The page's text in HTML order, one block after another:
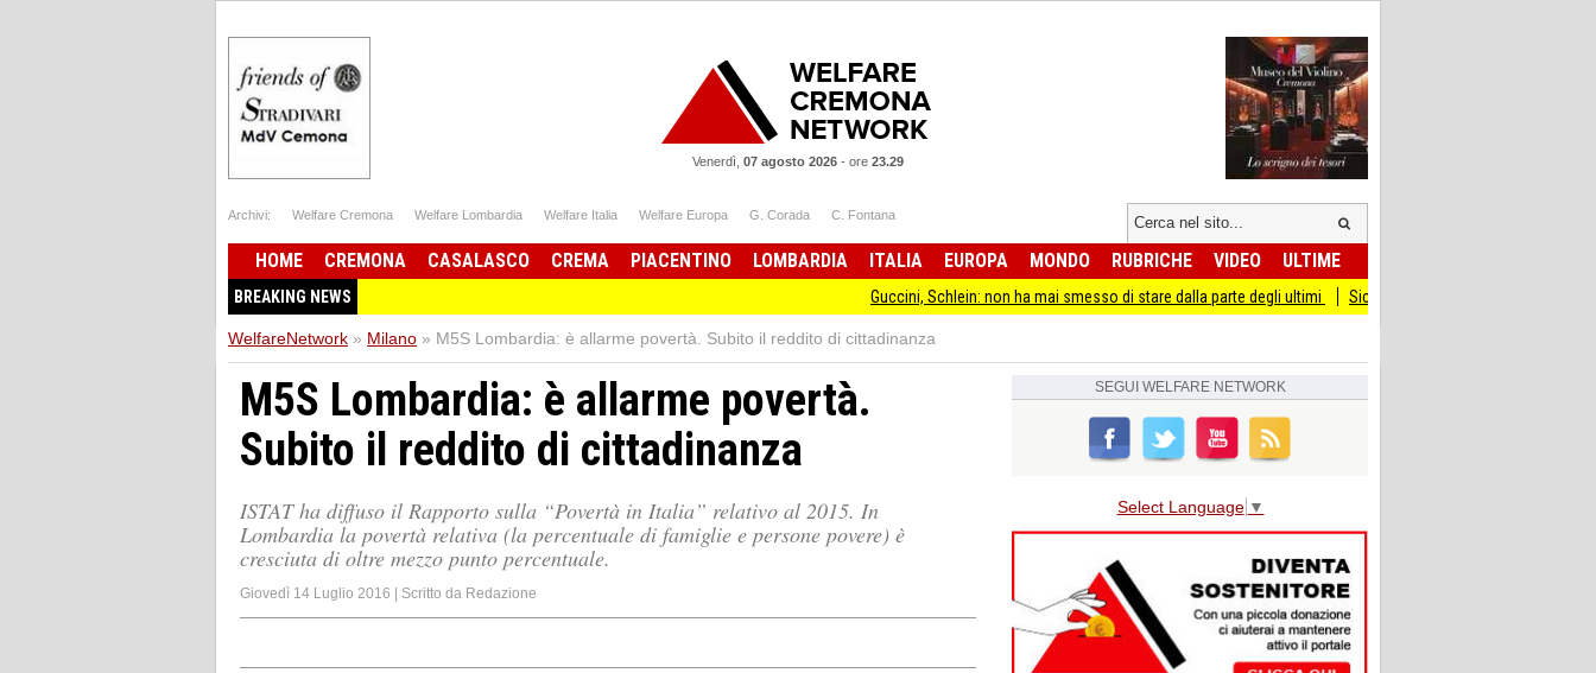
Venerdì, 07 agosto 2026 - ore 23.29
Archivi: Welfare Cremona Welfare Lombardia Welfare Italia Welfare Europa G. Corada C. Fontana
HOME CREMONA CASALASCO CREMA PIACENTINO LOMBARDIA ITALIA EUROPA MONDO RUBRICHE VIDEO ULTIME
BREAKING NEWS Guccini, Schlein: non ha mai smesso di stare dalla parte degli ultimi Sicurezza I Giovani Democratici ribattono ai
WelfareNetwork » Milano » M5S Lombardia: è allarme povertà. Subito il reddito di cittadinanza
M5S Lombardia: è allarme povertà.
Subito il reddito di cittadinanza
ISTAT ha diffuso il Rapporto sulla “Povertà in Italia” relativo al 2015. In
Lombardia la povertà relativa (la percentuale di famiglie e persone povere) è
cresciuta di oltre mezzo punto percentuale.
Giovedì 14 Luglio 2016 | Scritto da Redazione
SEGUI WELFARE NETWORK
Select Language ▼